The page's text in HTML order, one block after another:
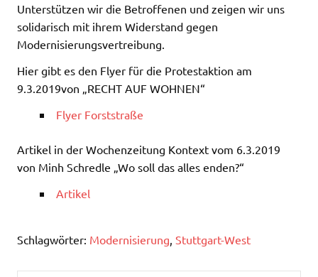
Unterstützen wir die Betroffenen und zeigen wir uns
solidarisch mit ihrem Widerstand gegen
Modernisierungsvertreibung.
Hier gibt es den Flyer für die Protestaktion am
9.3.2019von „RECHT AUF WOHNEN“
Flyer Forststraße
Artikel in der Wochenzeitung Kontext vom 6.3.2019
von Minh Schredle „Wo soll das alles enden?“
Artikel
Schlagwörter: Modernisierung Stuttgart-West